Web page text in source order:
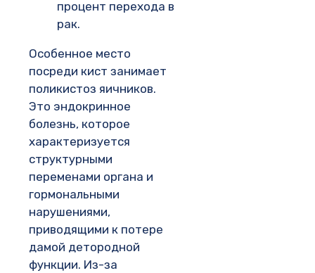
процент перехода в
рак.
Особенное место
посреди кист занимает
поликистоз яичников.
Это эндокринное
болезнь, которое
характеризуется
структурными
переменами органа и
гормональными
нарушениями,
приводящими к потере
дамой детородной
функции. Из-за